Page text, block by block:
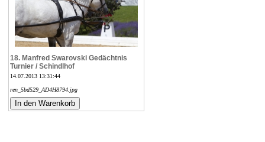
18. Manfred Swarovski Gedächtnis
Turnier / Schindlhof
14.07.2013 13:31:44
ren_5bd529_AD4H8794.jpg